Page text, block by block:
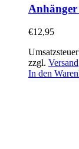
Anhänger
€12,95
zzgl. Versand
In den